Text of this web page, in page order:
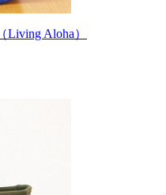
Aloha）